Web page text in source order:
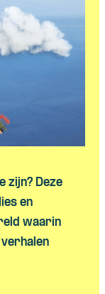
zijn? Deze
en
waarin